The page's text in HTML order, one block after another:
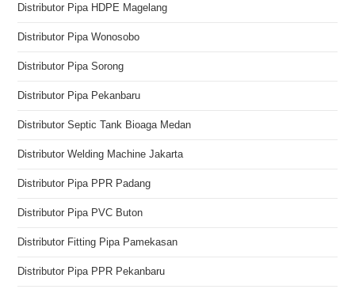
Distributor Pipa HDPE Magelang
Distributor Pipa Wonosobo
Distributor Pipa Sorong
Distributor Pipa Pekanbaru
Distributor Septic Tank Bioaga Medan
Distributor Welding Machine Jakarta
Distributor Pipa PPR Padang
Distributor Pipa PVC Buton
Distributor Fitting Pipa Pamekasan
Distributor Pipa PPR Pekanbaru